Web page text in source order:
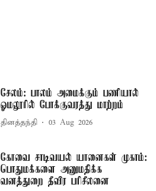
சேலம்: பாலம் அமைக்கும் பணியால்
ஓமலூரில் போக்குவரத்து மாற்றம்
தினத்தந்தி 03 Aug 2026
கோவை சாடிவயல் யானைகள் முகாம்:
பொதுமக்களை அனுமதிக்க
வனத்துறை தீவிர பரிசீலனை